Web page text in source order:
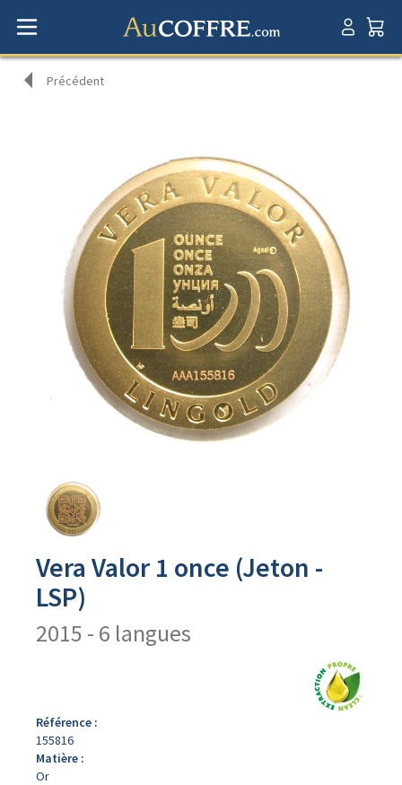
Précédent
produit
Vera Valor 1 once (Jeton -
LSP)
2015 - 6 langues
Référence :
155816
Matière :
Or